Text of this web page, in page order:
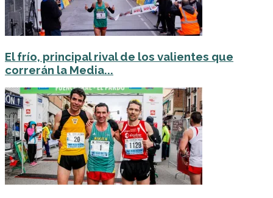
El frío, principal rival de los valientes que
correrán la Media...